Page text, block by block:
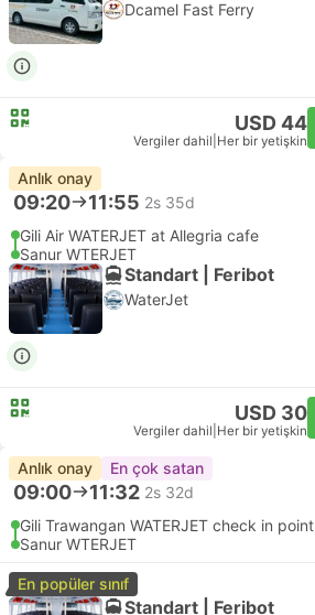
Dcamel Fast Ferry
USD 44
Vergiler dahil Her bir yetişkin
Anlık onay
09:20 11:55 2s 35d
Gili Air WATERJET at Allegria cafe
Sanur WTERJET
Standart | Feribot
WaterJet
USD 30
Vergiler dahil Her bir yetişkin
Anlık onay En çok satan
09:00 11:32 2s 32d
Gili Trawangan WATERJET check in point
Sanur WTERJET
En popüler sınıf
Standart | Feribot